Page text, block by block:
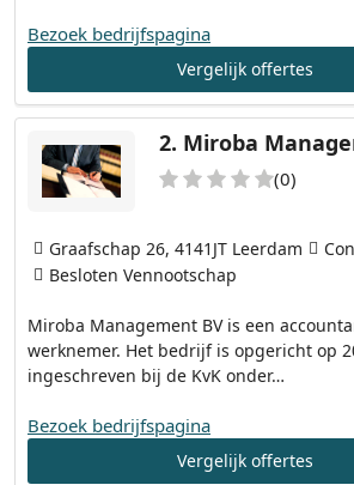
Bezoek bedrijfspagina
Vergelijk offertes
2. Miroba
(0)
Miroba Management BV is een
werknemer. Het bedrijf is opgericht op
ingeschreven bij de KvK onder…
Graafschap 26, 4141JT Leerdam
Besloten Vennootschap
Bezoek bedrijfspagina
Vergelijk offertes